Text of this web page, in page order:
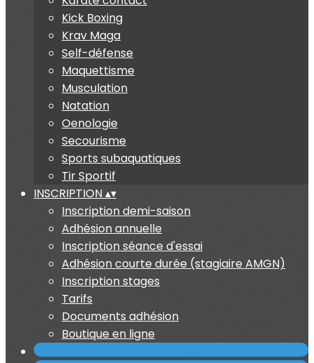
Kick Boxing
Krav Maga
Self-défense
Maquettisme
Musculation
Natation
Oenologie
Secourisme
Sports subaquatiques
Tir Sportif
INSCRIPTION▴▾
Inscription demi-saison
Adhésion annuelle
Inscription séance d'essai
Adhésion courte durée (stagiaire AMGN)
Inscription stages
Tarifs
Documents adhésion
Boutique en ligne